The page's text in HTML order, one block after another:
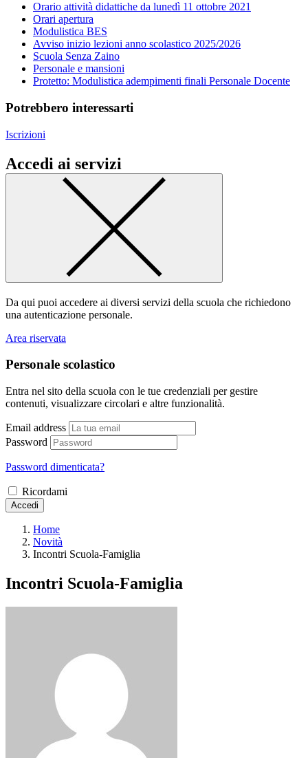
Orario attività didattiche da lunedì 11 ottobre 2021
Orari apertura
Modulistica BES
Avviso inizio lezioni anno scolastico 2025/2026
Scuola Senza Zaino
Personale e mansioni
Protetto: Modulistica adempimenti finali Personale Docente
Potrebbero interessarti
Iscrizioni
Accedi ai servizi
Da qui puoi accedere ai diversi servizi della scuola che richiedono
una autenticazione personale.
Area riservata
Personale scolastico
Entra nel sito della scuola con le tue credenziali per gestire
contenuti, visualizzare circolari e altre funzionalità.
Email address
Password
Password dimenticata?
Ricordami
Accedi
Home
Novità
Incontri Scuola-Famiglia
Incontri Scuola-Famiglia